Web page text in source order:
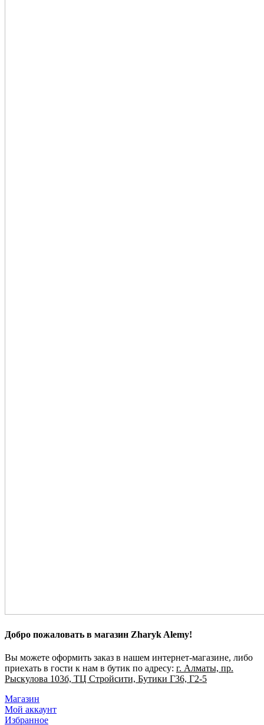
Добро пожаловать в магазин Zharyk Alemy!
Вы можете оформить заказ в нашем интернет-магазине, либо
приехать в гости к нам в бутик по адресу: г. Алматы, пр.
Рыскулова 103б, ТЦ Стройсити, Бутики Г36, Г2-5
Магазин
Мой аккаунт
Избранное